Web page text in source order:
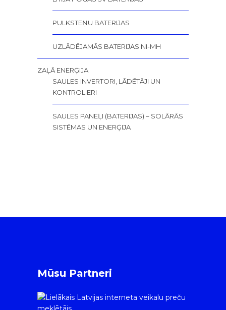
PULKSTEŅU BATERIJAS
UZLĀDĒJAMĀS BATERIJAS NI-MH
ZAĻĀ ENERĢIJA
SAULES INVERTORI, LĀDĒTĀJI UN
KONTROLIERI
SAULES PANEĻI (BATERIJAS) – SOLĀRĀS
SISTĒMAS UN ENERĢIJA
Mūsu Partneri